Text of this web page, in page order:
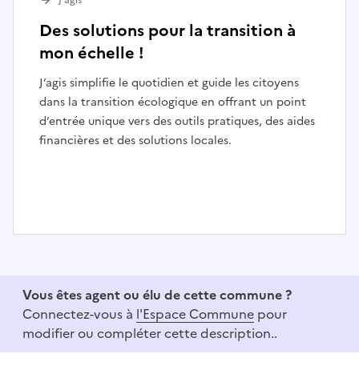
Des solutions pour la transition à
mon échelle !
J’agis simplifie le quotidien et guide les citoyens
dans la transition écologique en offrant un point
d’entrée unique vers des outils pratiques, des aides
financières et des solutions locales.
f
Vous êtes agent ou élu de cette commune ?
Connectez-vous à l'Espace Commune pour
modifier ou compléter cette description..